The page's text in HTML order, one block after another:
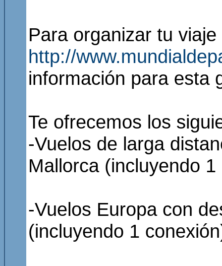
Para organizar tu
http://
información para esta
Te ofrecemos los
-Vuelos de larga
Mallorca (incluyendo
-Vuelos Europa con
(incluyendo 1